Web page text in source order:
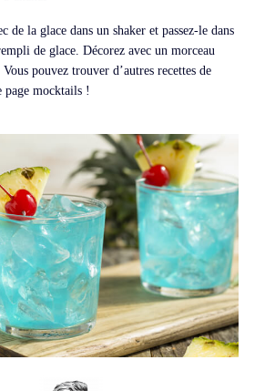
de la glace dans un shaker et passez-le dans
de glace. Décorez avec un morceau
Vous pouvez trouver d’autres recettes de
page mocktails !